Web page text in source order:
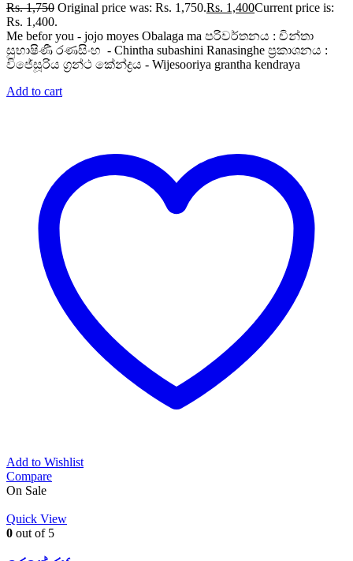
Rs.1,750 Original price was: Rs. 1,750.Rs. 1,400Current price is:
Rs. 1,400.
Me befor you - jojo moyes Obalaga ma පරිවර්තනය : චින්තා
සුභාෂිණී රණසිංහ - Chintha subashini Ranasinghe ප්‍රකාශනය :
විජේසූරිය ග්‍රන්ථ කේන්ද්‍රය - Wijesooriya grantha kendraya
Add to cart
Add to Wishlist
Compare
On Sale
Quick View
0 out of 5